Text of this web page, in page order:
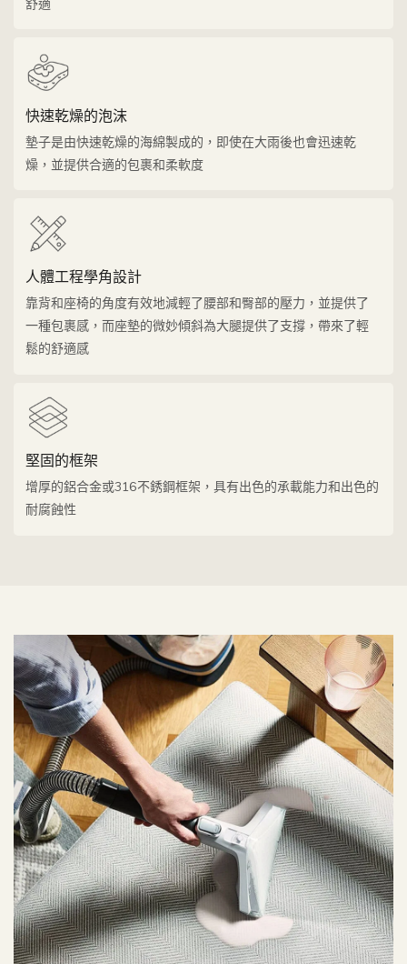
舒適
快速乾燥的泡沫
墊子是由快速乾燥的海綿製成的，即使在大雨後也會迅速乾
燥，並提供合適的包裹和柔軟度
人體工程學角設計
靠背和座椅的角度有效地減輕了腰部和臀部的壓力，並提供了
一種包裹感，而座墊的微妙傾斜為大腿提供了支撐，帶來了輕
鬆的舒適感
堅固的框架
增厚的鋁合金或316不銹鋼框架，具有出色的承載能力和出色的
耐腐蝕性